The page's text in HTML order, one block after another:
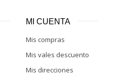
MI CUENTA
Mis compras
Mis vales descuento
Mis direcciones